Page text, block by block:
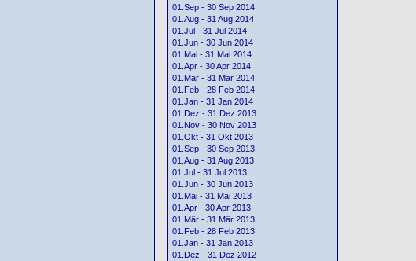
01.Sep - 30 Sep 2014
01.Aug - 31 Aug 2014
01.Jul - 31 Jul 2014
01.Jun - 30 Jun 2014
01.Mai - 31 Mai 2014
01.Apr - 30 Apr 2014
01.Mär - 31 Mär 2014
01.Feb - 28 Feb 2014
01.Jan - 31 Jan 2014
01.Dez - 31 Dez 2013
01.Nov - 30 Nov 2013
01.Okt - 31 Okt 2013
01.Sep - 30 Sep 2013
01.Aug - 31 Aug 2013
01.Jul - 31 Jul 2013
01.Jun - 30 Jun 2013
01.Mai - 31 Mai 2013
01.Apr - 30 Apr 2013
01.Mär - 31 Mär 2013
01.Feb - 28 Feb 2013
01.Jan - 31 Jan 2013
01.Dez - 31 Dez 2012